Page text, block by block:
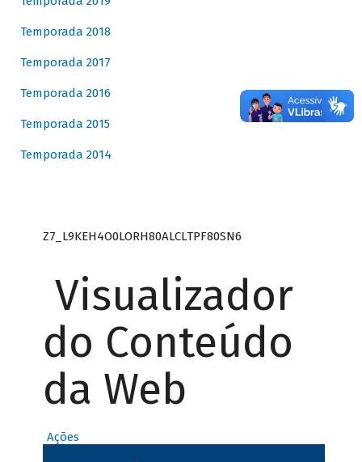
Temporada 2018
Temporada 2017
Temporada 2016
Temporada 2015
Temporada 2014
Z7_L9KEH4O0LORH80ALCLTPF80SN6
Visualizador
do Conteúdo
da Web
Ações